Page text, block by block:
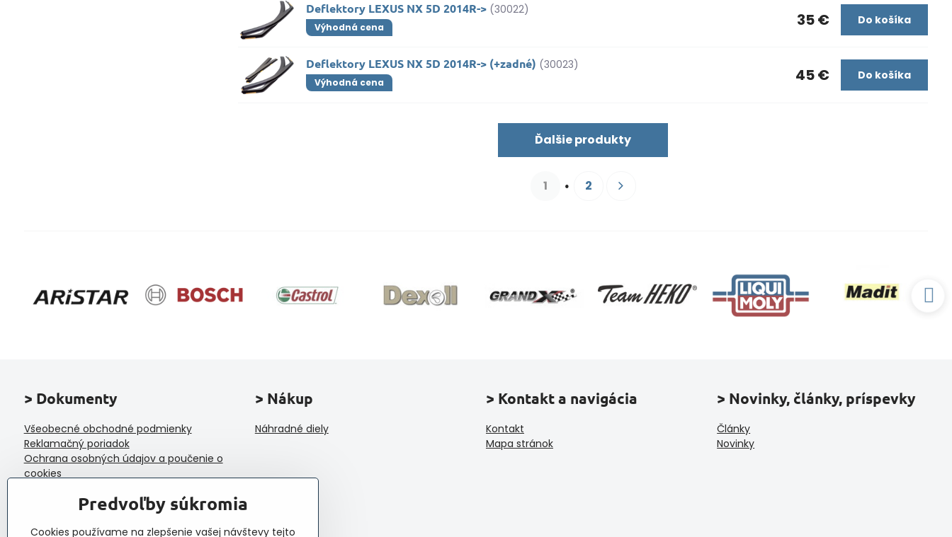
Deflektory LEXUS NX 5D 2014R-> (30022)
Výhodná cena 35 € Do košíka
Deflektory LEXUS NX 5D 2014R-> (+zadné) (30023)
Výhodná cena 45 € Do košíka
Ďalšie produkty
1 2
> Dokumenty
Všeobecné obchodné podmienky
Reklamačný poriadok
Ochrana osobných údajov a poučenie o
cookies
Formulár na odstúpenie od zmluvy
Protokol o prijatí a vybavení reklamácie
Veľkoobchod
> Nákup
Náhradné diely
> Kontakt a navigácia
Kontakt
Mapa stránok
> Novinky, články, príspevky
Články
Novinky
Predvoľby súkromia
Cookies používame na zlepšenie vašej návštevy tejto